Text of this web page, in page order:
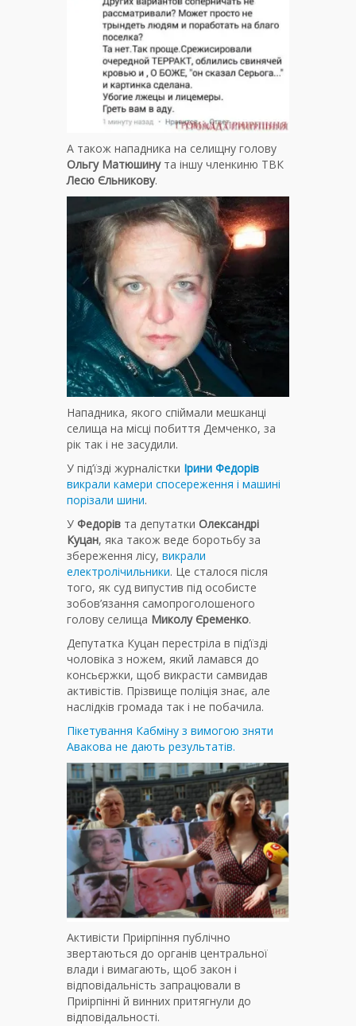
А також нападника на селищну голову
Ольгу Матюшинута іншу членкиню ТВК
Лесю Єльникову.
Нападника, якого спіймали мешканці
селища на місці побиття Демченко, за
рік так і не засудили.
У під’їзді журналістки Ірини Федорів
викрали камери спосереження і машині
порізали шини.
У Федорів та депутатки Олександрі
Куцан, яка також веде боротьбу за
збереження лісу, викрали
електролічильники. Це сталося після
того, як суд випустив під особисте
зобов’язання самопроголошеного
голову селища Миколу Єременко.
Депутатка Куцан перестріла в під’їзді
чоловіка з ножем, який ламався до
консьєржки, щоб викрасти самвидав
активістів. Прізвище поліція знає, але
наслідків громада так і не побачила.
Пікетування Кабміну з вимогою зняти
Авакова не дають результатів.
Активісти Приірпіння публічно
звертаються до органів центральної
влади і вимагають, щоб закон і
відповідальність запрацювали в
Приірпінні й винних притягнули до
відповідальності.